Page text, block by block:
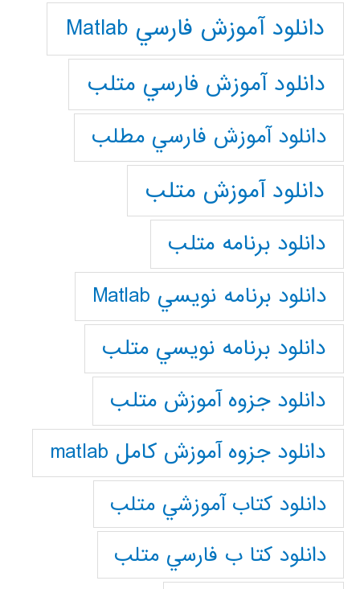
دانلود آموزش فارسي Matlab
دانلود آموزش فارسي متلب
دانلود آموزش فارسي مطلب
دانلود آموزش متلب
دانلود برنامه متلب
دانلود برنامه نويسي Matlab
دانلود برنامه نويسي متلب
دانلود جزوه آموزش متلب
دانلود جزوه آموزش کامل matlab
دانلود كتاب آموزشي متلب
دانلود كتا ب فارسي متلب